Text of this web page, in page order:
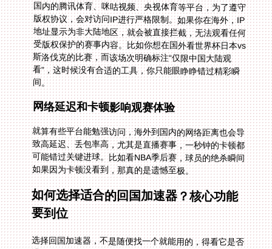
国内的腾讯体育、咪咕视频、央视体育等平台，为了遵守
版权协议，会对访问IP进行严格限制。如果你在海外，IP
地址显示为非大陆地区，就会被直接拦截，无法观看任何
受版权保护的赛事内容。比如你想在国外看世界杯日本vs
斯洛伐克的比赛，而该场次明确标注“仅限中国大陆观
看”，这时候没有合适的工具，你只能眼睁睁错过精彩瞬
间。
网络延迟和卡顿影响观赛体验
就算有些平台能勉强访问，海外到国内的网络距离也会导
致高延迟、丢包率高，尤其是直播赛事，一秒钟的卡顿都
可能错过关键进球。比如看NBA季后赛，球员的绝杀瞬间
如果因为卡顿没看到，那真的是遗憾至极。
如何选择适合的回国加速器？核心功能
要到位
选择回国加速器，不是随便找一个就能用的，得看它是否